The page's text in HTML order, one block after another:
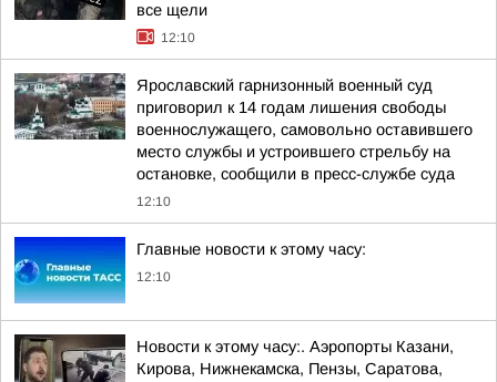
все щели
12:10
Ярославский гарнизонный военный суд
приговорил к 14 годам лишения свободы
военнослужащего, самовольно оставившего
место службы и устроившего стрельбу на
остановке, сообщили в пресс-службе суда
12:10
Главные новости к этому часу:
12:10
Новости к этому часу:. Аэропорты Казани,
Кирова, Нижнекамска, Пензы, Саратова,